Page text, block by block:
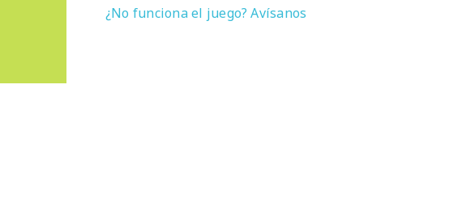
¿No funciona el juego? Avísanos